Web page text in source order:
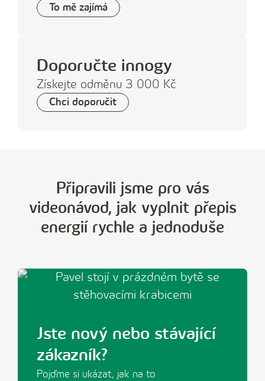
To mě zajímá
Doporučte innogy
Získejte odměnu 3 000 Kč
Chci doporučit
Připravili jsme pro vás
videonávod, jak vyplnit přepis
energií rychle a jednoduše
Jste nový nebo stávající
zákazník?
Pojďme si ukázat, jak na to